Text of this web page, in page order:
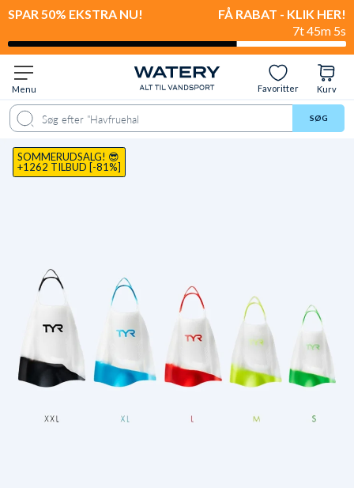
SPAR 50% EKSTRA NU!
FÅ RABAT - KLIK HER!
7t 45m 4s
Menu Favoritter Kurv
SØG
Spørgsmål & svar Anbefalet til Anmeldelser
SOMMERUDSALG! 😎
+1262 TILBUD [-81%]